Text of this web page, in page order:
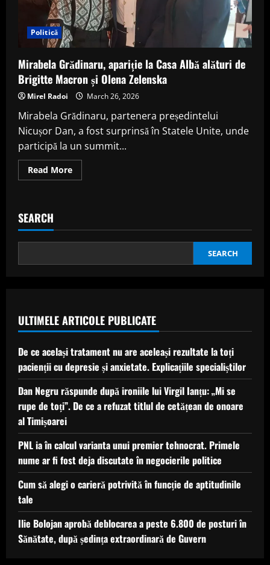
Politică
Mirabela Grădinaru, apariție la Casa Albă alături de
Brigitte Macron și Olena Zelenska
Mirel Radoi March 26, 2026
Mirabela Grădinaru, partenera președintelui
Nicușor Dan, a fost surprinsă în Statele Unite, unde
participă la un summit...
Read MoreRead
more
Casa
alături
Brigitte
SEARCH
SEARCH
ULTIMELE ARTICOLE PUBLICATE
De ce același tratament nu are aceleași rezultate la toți
pacienții cu depresie și anxietate. Explicațiile specialiștilor
Dan Negru răspunde după ironiile lui Virgil Ianțu: „Mi se
rupe de toți”. De ce a refuzat titlul de cetățean de onoare
al Timișoarei
PNL ia în calcul varianta unui premier tehnocrat. Primele
nume ar fi fost deja discutate în negocierile politice
Cum să alegi o carieră potrivită în funcție de aptitudinile
tale
Ilie Bolojan aprobă deblocarea a peste 6.800 de posturi în
Sănătate, după ședința extraordinară de Guvern